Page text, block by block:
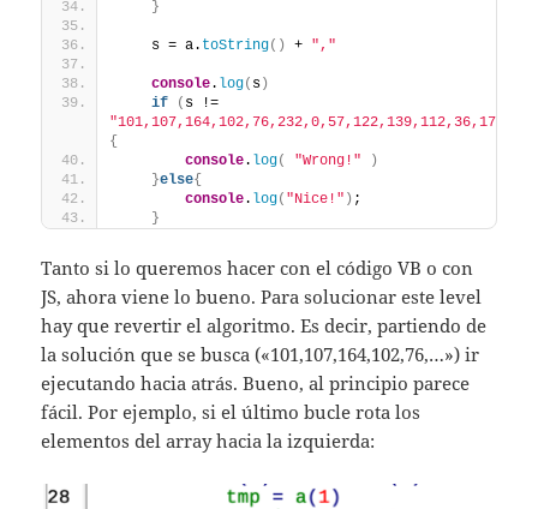
}
    s = a.
toString( ) + ","
console. log( s)
if
(
{
console. log( "Wrong!"
)
}else{
console. log( "Nice!" ) ;
}
Tanto si lo queremos hacer con el código VB o con
JS, ahora viene lo bueno. Para solucionar este level
hay que revertir el algoritmo. Es decir, partiendo de
la solución que se busca («101,107,164,102,76,…») ir
ejecutando hacia atrás. Bueno, al principio parece
fácil. Por ejemplo, si el último bucle rota los
elementos del array hacia la izquierda: